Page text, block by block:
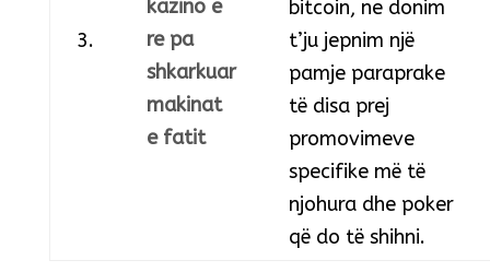
3.
kazino e
re pa
shkarkuar
makinat
e fatit
bitcoin, ne donim
t’ju jepnim një
pamje paraprake
të disa prej
promovimeve
specifike më të
njohura dhe poker
që do të shihni.